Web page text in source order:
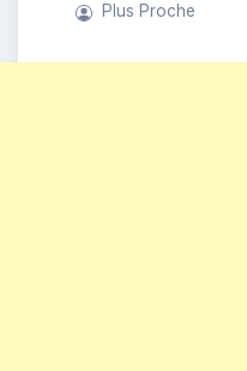
Plus Proche